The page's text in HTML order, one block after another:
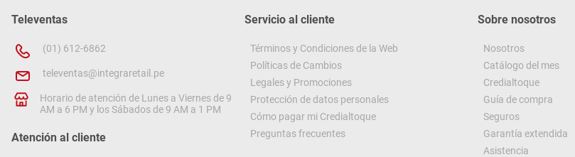
Televentas
(01) 612-6862
televentas@integraretail.pe
Horario de atención de Lunes a Viernes de 9
AM a 6 PM y los Sábados de 9 AM a 1 PM
Atención al cliente
Servicio al cliente
Términos y Condiciones de la Web
Políticas de Cambios
Legales y Promociones
Protección de datos personales
Cómo pagar mi Credialtoque
Preguntas frecuentes
Sobre nosotros
Nosotros
Catálogo del mes
Credialtoque
Guía de compra
Seguros
Garantía extendida
Asistencia